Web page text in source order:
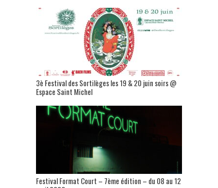
3è Festival des Sortilèges les 19 & 20 juin soirs @
Espace Saint Michel
Festival Format Court – 7ème édition – du 08 au 12